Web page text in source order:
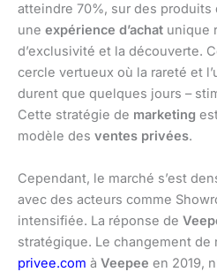
atteindre 70%, sur des produits
une expérience d’achat unique
d’exclusivité et la découverte.
cercle vertueux où la rareté et
durent que quelques jours –
Cette stratégie de marketing
modèle des ventes privées.
Cependant, le marché s’est
avec des acteurs comme
intensifiée. La réponse de
stratégique. Le changement de
privee.com à Veepee en 2019,